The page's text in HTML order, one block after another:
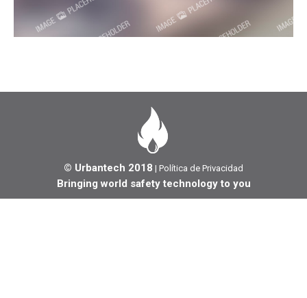
© Urbantech 2018 | Política de Privacidad
Bringing world safety technology to you